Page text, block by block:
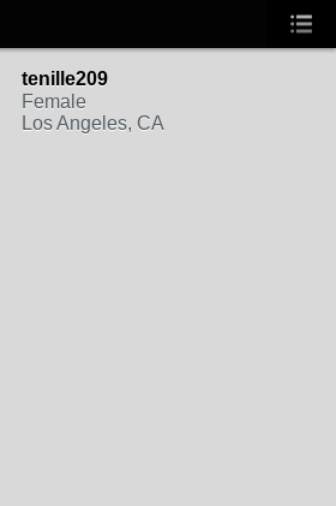
tenille209
Female
Los Angeles, CA